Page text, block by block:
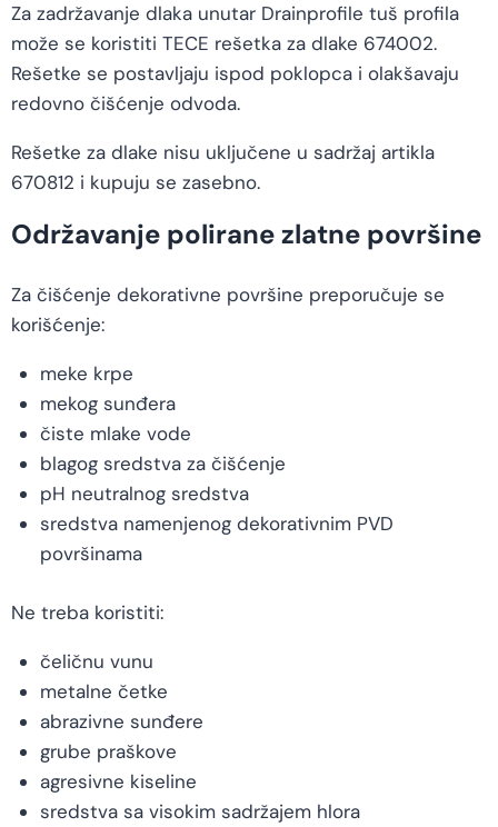
Za zadržavanje dlaka unutar Drainprofile tuš profila
može se koristiti TECE rešetka za dlake 674002.
Rešetke se postavljaju ispod poklopca i olakšavaju
redovno čišćenje odvoda.
Rešetke za dlake nisu uključene u sadržaj artikla
670812 i kupuju se zasebno.
Održavanje polirane zlatne površine
Za čišćenje dekorativne površine preporučuje se
korišćenje:
meke krpe
mekog sunđera
čiste mlake vode
blagog sredstva za čišćenje
pH neutralnog sredstva
sredstva namenjenog dekorativnim PVD
površinama
Ne treba koristiti:
čeličnu vunu
metalne četke
abrazivne sunđere
grube praškove
agresivne kiseline
sredstva sa visokim sadržajem hlora